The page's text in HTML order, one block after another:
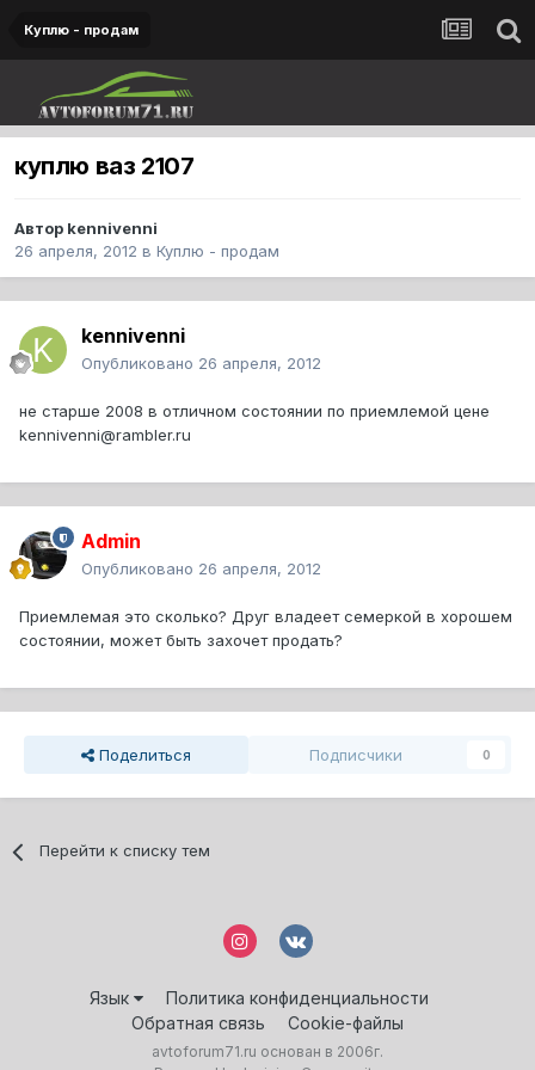
Куплю - продам
куплю ваз 2107
Автор kennivenni
26 апреля, 2012 в Куплю - продам
kennivenni
Опубликовано 26 апреля, 2012
не старше 2008 в отличном состоянии по приемлемой цене
kennivenni@rambler.ru
Admin
Опубликовано 26 апреля, 2012
Приемлемая это сколько? Друг владеет семеркой в хорошем
состоянии, может быть захочет продать?
Поделиться Подписчики 0
Перейти к списку тем
Язык
Политика конфиденциальности
Обратная связь
Cookie-файлы
avtoforum71.ru основан в 2006г.